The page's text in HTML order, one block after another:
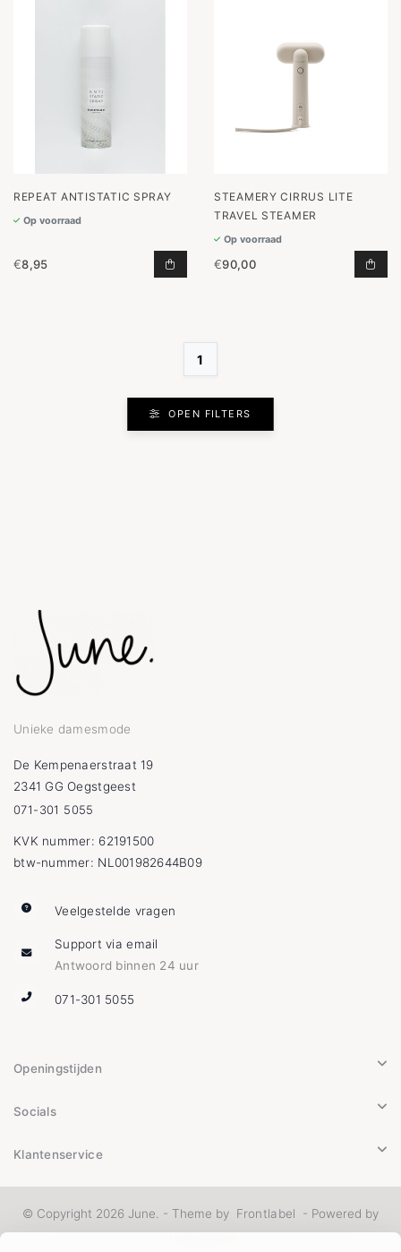
REPEAT ANTISTATIC SPRAY
Op voorraad
€8,95 ANTISTATIC SPRAY TOEVOEGEN
STEAMERY CIRRUS LITE
TRAVEL STEAMER
Op voorraad
€90,00
1
OPEN FILTERS
Unieke damesmode
De Kempenaerstraat 19
2341 GG Oegstgeest
071-301 5055
KVK nummer: 62191500
btw-nummer: NL001982644B09
Veelgestelde vragen
Support via email
Antwoord binnen 24 uur
071-301 5055
Openingstijden
Socials
Klantenservice
© Copyright 2026 June. - Theme by Frontlabel
- Powered by